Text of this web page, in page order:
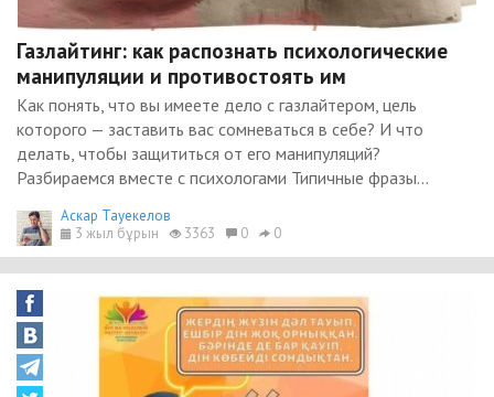
Газлайтинг: как распознать психологические
манипуляции и противостоять им
Как понять, что вы имеете дело с газлайтером, цель
которого — заставить вас сомневаться в себе? И что
делать, чтобы защититься от его манипуляций?
Разбираемся вместе с психологами Типичные фразы...
Аскар Тауекелов
3 жыл бұрын
3363 0 0